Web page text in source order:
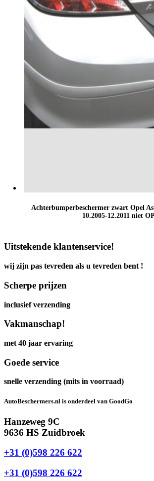
Achterbumperbeschermer zwart Opel
10.2005-12.2011 niet
Uitstekende klantenservice!
wij zijn pas tevreden als u tevreden bent !
Scherpe prijzen
inclusief verzending
Vakmanschap!
met 40 jaar ervaring
Goede service
snelle verzending (mits in voorraad)
AutoBeschermers.nl is onderdeel van GoodGo
Hanzeweg 9C
9636 HS Zuidbroek
+31 (0)598 226 622
+31 (0)598 226 622